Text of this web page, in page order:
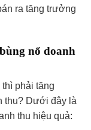
ra tăng trưởng
nổ doanh
phải tăng
thu? Dưới đây là
thu hiệu quả: